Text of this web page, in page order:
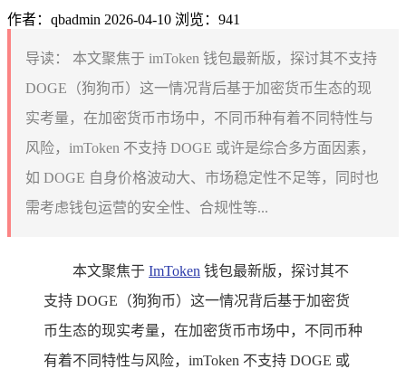
作者：qbadmin 2026-04-10 浏览：941
导读：
本文聚焦于 imToken 钱包最新版，探讨其不支持
DOGE（狗狗币）这一情况背后基于加密货币生态的现
实考量，在加密货币市场中，不同币种有着不同特性与
风险，imToken 不支持 DOGE 或许是综合多方面因素，
如 DOGE 自身价格波动大、市场稳定性不足等，同时也
需考虑钱包运营的安全性、合规性等...
本文聚焦于 ImToken 钱包最新版，探讨其不
支持 DOGE（狗狗币）这一情况背后基于加密货
币生态的现实考量，在加密货币市场中，不同币种
有着不同特性与风险，imToken 不支持 DOGE 或